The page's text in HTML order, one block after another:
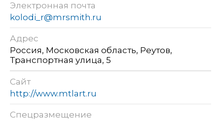
Электронная почта
kolodi_r@mrsmith.ru
Адрес
Россия, Московская область, Реутов,
Транспортная улица, 5
Сайт
http://www.mtlart.ru
Спецразмещение